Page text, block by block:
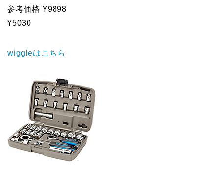
参考価格 ¥9898
¥5030
wiggleはこちら